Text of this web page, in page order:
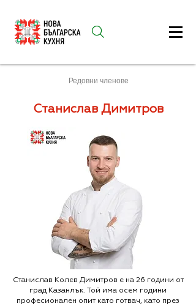
Редовни членове
Станислав Димитров
Станислав Колев Димитров е на 26 години от
град Казанлък. Той има осем години
професионален опит като готвач, като през